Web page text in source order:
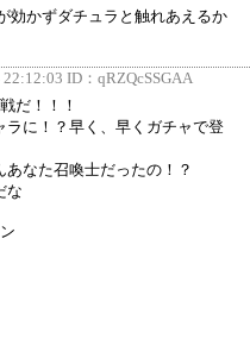
効かずダチュラと触れあえるか
ID： qRZQcSSGAA
だ！！！
ラに！？早く、早くガチャで登
なた召喚士だったの！？
な